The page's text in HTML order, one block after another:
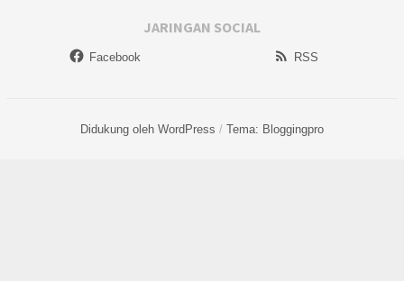
JARINGAN SOCIAL
Facebook RSS
Didukung oleh WordPress / Tema: Bloggingpro